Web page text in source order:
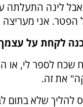
אבל לינה
הפטר. אני מעריצה
לקחת על
שכח לספר לי, או
את זה.
להליך שלא בתום